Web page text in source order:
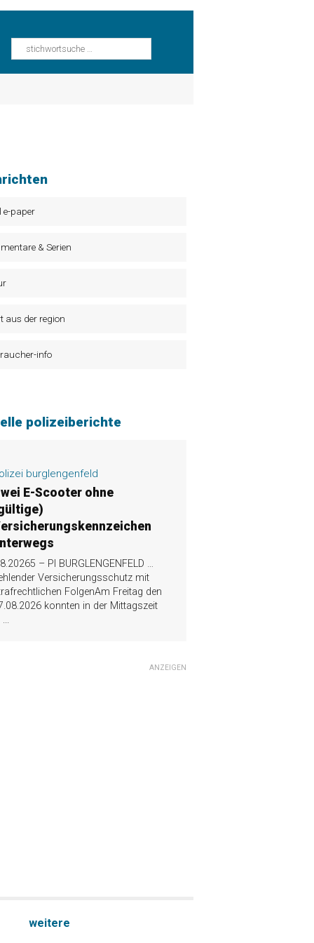
e-paper
& Serien
aus der region
info
polizeiberichte
burglengenfeld
E-Scooter ohne
– PI BURGLENGENFELD …
Versicherungsschutz mit
FolgenAm Freitag den
konnten in der Mittagszeit
...
ANZEIGEN
weitere